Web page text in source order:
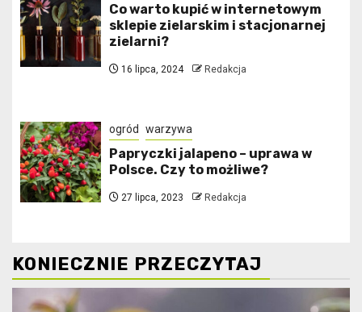
Co warto kupić w internetowym
sklepie zielarskim i stacjonarnej
zielarni?
16 lipca, 2024 Redakcja
ogród warzywa
Papryczki jalapeno – uprawa w
Polsce. Czy to możliwe?
27 lipca, 2023 Redakcja
KONIECZNIE PRZECZYTAJ